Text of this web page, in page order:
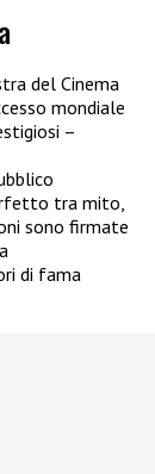
del Cinema
mondiale
–
tra mito,
sono firmate
di fama